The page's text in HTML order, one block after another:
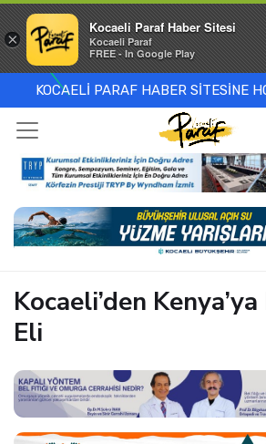
KOCAELİ PARAF HABER SİTESİNE
Kocaeli’den
Eli
×
Kocaeli Paraf Haber Sitesi
Kocaeli Paraf
FREE - In Google Play